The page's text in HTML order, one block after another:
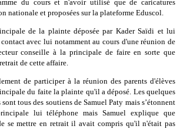
du cours et n'avoir utilisé que de caricatures
nationale et proposées sur la plateforme Eduscol.
de la plainte déposée par Kader Saïdi et lui
avec lui notamment au cours d'une réunion de
conseille à la principale de faire en sorte que
de cette affaire.
de participer à la réunion des parents d'élèves
du faite la plainte qu'il a déposé. Les quelques
sont tous des soutiens de Samuel Paty mais s’étonnent
lui téléphone mais Samuel explique que
se mettre en retrait il avait compris qu'il n'était pas